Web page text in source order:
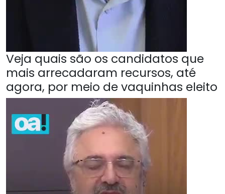
Veja quais são os candidatos que
mais arrecadaram recursos, até
agora, por meio de vaquinhas eleito